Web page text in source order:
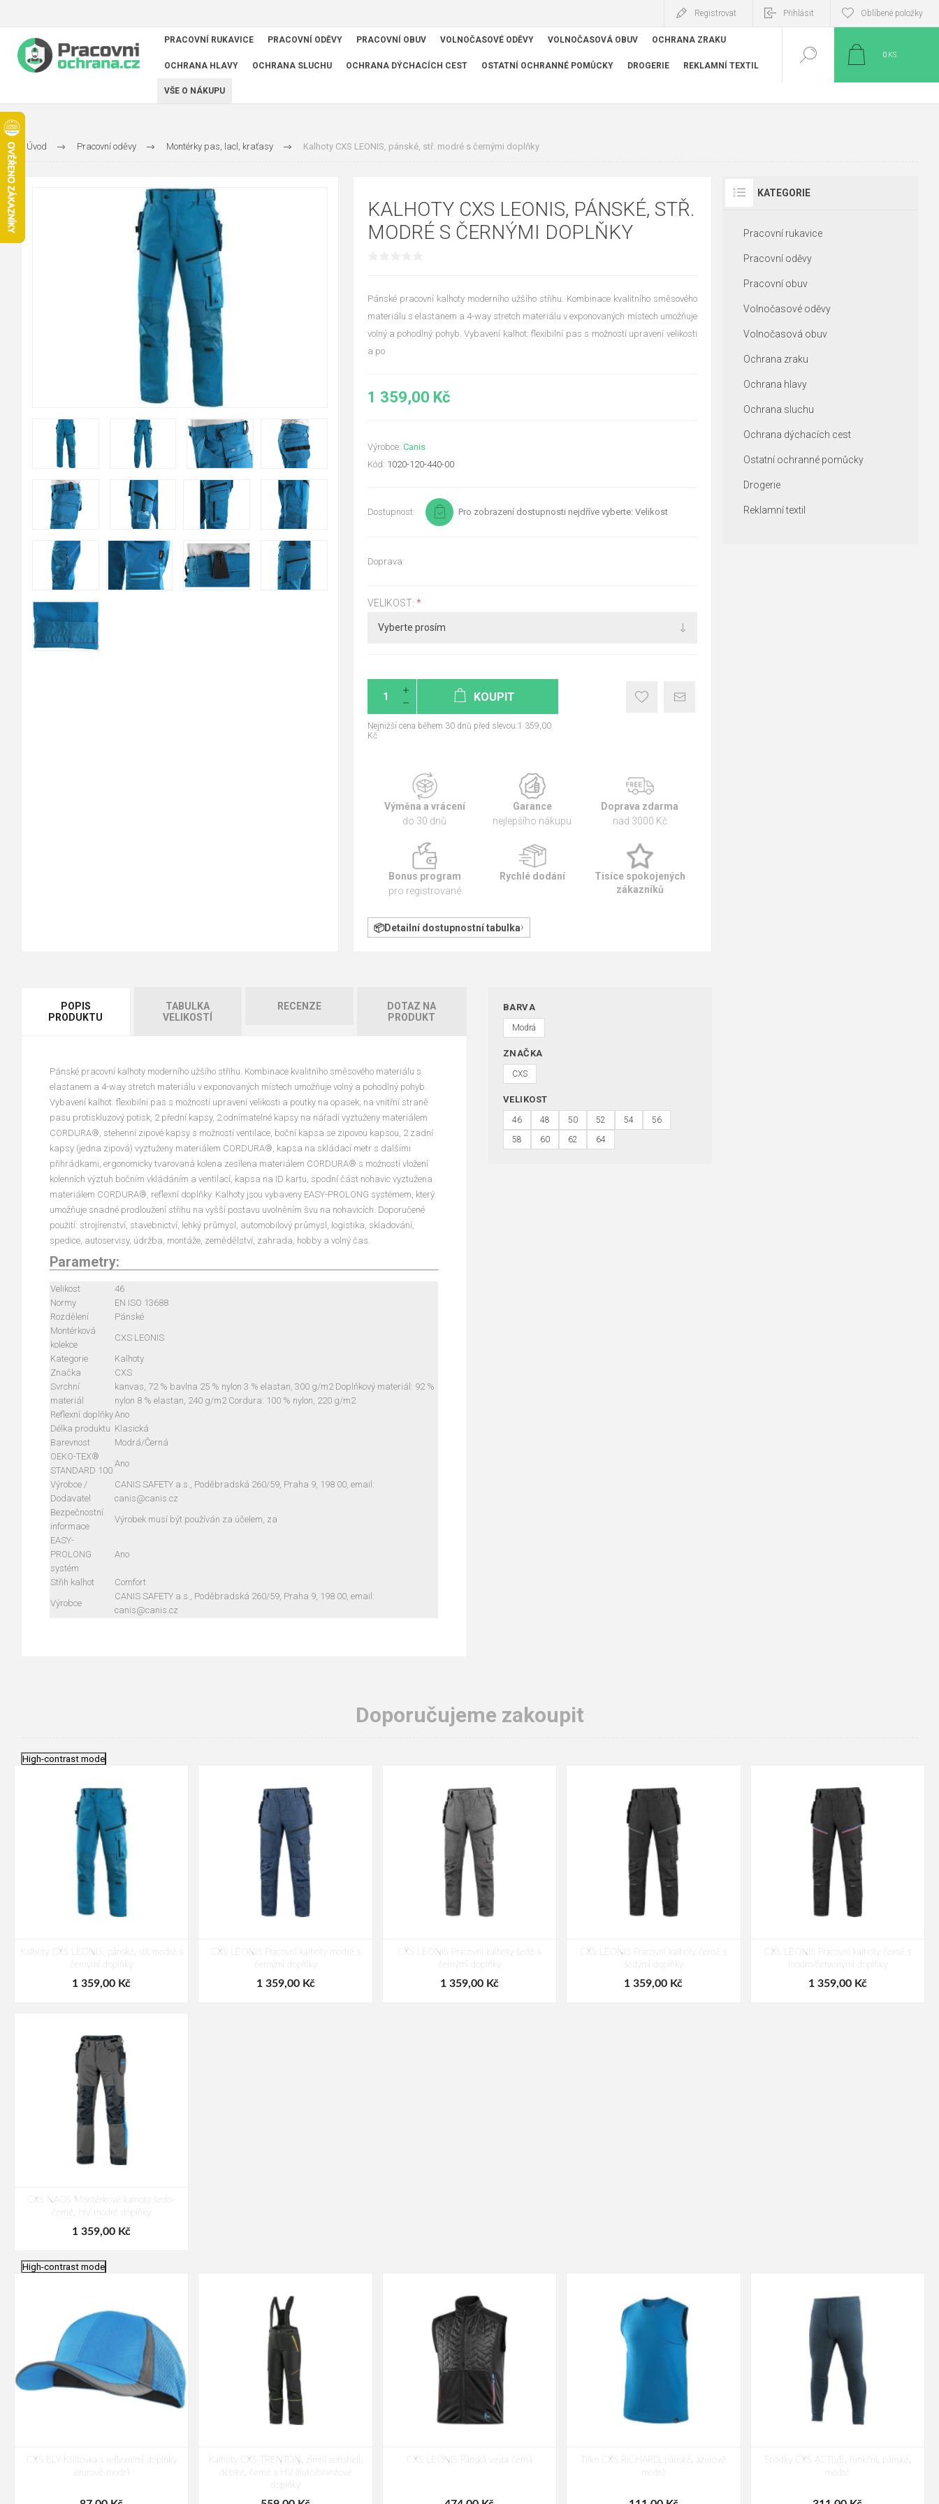
Registrovat Přihlásit Oblíbené položky
PRACOVNÍ RUKAVICE PRACOVNÍ ODĚVY PRACOVNÍ OBUV VOLNOČASOVÉ ODĚVY VOLNOČASOVÁ OBUV OCHRANA ZRAKU
OCHRANA HLAVY OCHRANA SLUCHU OCHRANA DÝCHACÍCH CEST OSTATNÍ OCHRANNÉ POMŮCKY DROGERIE REKLAMNÍ TEXTIL
VŠE O NÁKUPU
0 KS
Úvod Pracovní oděvy Montérky pas, lacl, kraťasy Kalhoty CXS LEONIS, pánské, stř. modré s černými doplňky
KALHOTY CXS LEONIS, PÁNSKÉ, STŘ.
MODRÉ S ČERNÝMI DOPLŇKY
Pánské pracovní kalhoty moderního užšího střihu. Kombinace kvalitního směsového
materiálu s elastanem a 4-way stretch materiálu v exponovaných místech umožňuje
volný a pohodlný pohyb. Vybavení kalhot: flexibilní pas s možností upravení velikosti
a po
1 359,00 Kč
Výrobce: Canis
Kód: 1020-120-440-00
Dostupnost: Pro zobrazení dostupnosti nejdříve vyberte: Velikost
Doprava:
VELIKOST: *
KOUPIT
Nejnižší cena během 30 dnů před slevou:1 359,00
Kč
Výměna a vrácení
do 30 dnů
Garance
nejlepšího nákupu
Doprava zdarma
nad 3000 Kč
Bonus program
pro registrované
Rychlé dodání
Tisíce spokojených
zákazníků
Detailní dostupnostní tabulka
POPIS
PRODUKTU
TABULKA
VELIKOSTÍ
RECENZE
DOTAZ NA
PRODUKT
Pánské pracovní kalhoty moderního užšího střihu. Kombinace kvalitního směsového materiálu s
elastanem a 4-way stretch materiálu v exponovaných místech umožňuje volný a pohodlný pohyb.
Vybavení kalhot: flexibilní pas s možností upravení velikosti a poutky na opasek, na vnitřní straně
pasu protiskluzový potisk, 2 přední kapsy, 2 odnímatelné kapsy na nářadí vyztuženy materiálem
CORDURA®, stehenní zipové kapsy s možností ventilace, boční kapsa se zipovou kapsou, 2 zadní
kapsy (jedna zipová) vyztuženy materiálem CORDURA®, kapsa na skládací metr s dalšími
přihrádkami, ergonomicky tvarovaná kolena zesílena materiálem CORDURA® s možností vložení
kolenních výztuh bočním vkládáním a ventilací, kapsa na ID kartu, spodní část nohavic vyztužena
materiálem CORDURA®, reflexní doplňky. Kalhoty jsou vybaveny EASY-PROLONG systémem, který
umožňuje snadné prodloužení střihu na vyšší postavu uvolněním švu na nohavicích. Doporučené
použití: strojírenství, stavebnictví, lehký průmysl, automobilový průmysl, logistika, skladování,
spedice, autoservisy, údržba, montáže, zemědělství, zahrada, hobby a volný čas.
Parametry:
Velikost
46
Normy
EN ISO 13688
Rozdělení
Pánské
Montérková
kolekce
CXS LEONIS
Kategorie
Kalhoty
Značka
CXS
Svrchní
materiál
kanvas, 72 % bavlna 25 % nylon 3 % elastan, 300 g/m2 Doplňkový materiál: 92 %
nylon 8 % elastan, 240 g/m2 Cordura: 100 % nylon, 220 g/m2
Reflexní doplňkyAno
Délka produktu Klasická
Barevnost
Modrá/Černá
OEKO-TEX®
STANDARD 100
Ano
Výrobce /
Dodavatel
CANIS SAFETY a.s., Poděbradská 260/59, Praha 9, 198 00, email:
canis@canis.cz
Bezpečnostní
informace
Výrobek musí být používán za účelem, za
EASY-
PROLONG
systém
Ano
Střih kalhot
Comfort
Výrobce
CANIS SAFETY a.s., Poděbradská 260/59, Praha 9, 198 00, email:
canis@canis.cz
BARVA
Modrá
ZNAČKA
CXS
VELIKOST
46 48 50 52 54
56
58
60 62 64
KATEGORIE
Pracovní rukavice
Pracovní oděvy
Pracovní obuv
Volnočasové oděvy
Volnočasová obuv
Ochrana zraku
Ochrana hlavy
Ochrana sluchu
Ochrana dýchacích cest
Ostatní ochranné pomůcky
Drogerie
Reklamní textil
Doporučujeme zakoupit
High-contrast mode
Kalhoty CXS LEONIS, pánské, stř. modré s
černými doplňky
1 359,00 Kč
CXS LEONIS Pracovní kalhoty modré s
černými doplňky
1 359,00 Kč
CXS LEONIS Pracovní kalhoty šedé s
černými doplňky
1 359,00 Kč
CXS LEONIS Pracovní kalhoty černé s
šedými doplňky
1 359,00 Kč
CXS LEONIS Pracovní kalhoty černé s
modro/červenými doplňky
1 359,00 Kč
CXS NAOS Montérkové kalhoty šedo-
černé, HV modré doplňky
1 359,00 Kč
High-contrast mode
CXS ELY Kšiltovka s reflexními doplňky
azurově modrá
Kalhoty CXS TRENTON, zimní softshell,
dětské, černé s HV žluto/oranžové
doplňky
CXS LEONIS Pánská vesta černá
Tílko CXS RICHARD, pánské, azurově
modré
Spodky CXS ACTIVE, funkční, pánské,
modré